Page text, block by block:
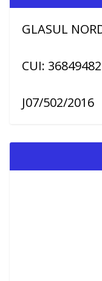
GLASUL
CUI: 36849482
J07/502/2016